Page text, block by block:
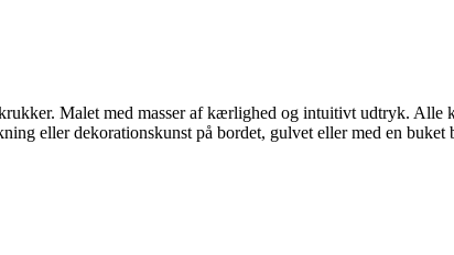
Malet med masser af kærlighed og intuitivt udtryk. Alle
eller dekorationskunst på bordet, gulvet eller med en buket